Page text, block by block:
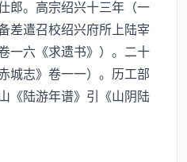
郎。高宗绍兴十三年（一
差遣召校绍兴府所上陆宰
一六《求遗书》）。二十
城志》卷一一）。历工部
《陆游年谱》引《山阴陆